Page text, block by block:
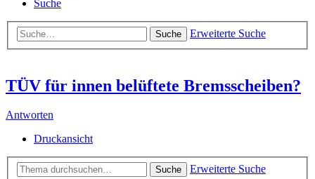
Suche
Suche Erweiterte Suche
TÜV für innen belüftete Bremsscheiben?
Antworten
Druckansicht
Suche
Erweiterte Suche